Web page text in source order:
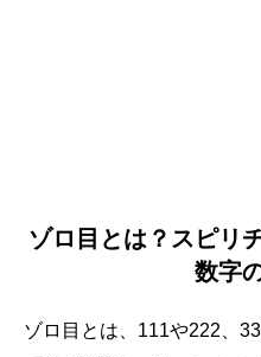
ゾロ目とは？スピリ
数字
ゾロ目とは、111や222、